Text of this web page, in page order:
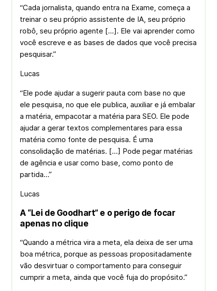
“Cada jornalista, quando entra na Exame, começa a
treinar o seu próprio assistente de IA, seu próprio
robô, seu próprio agente […]. Ele vai aprender como
você escreve e as bases de dados que você precisa
pesquisar.”
Lucas
“Ele pode ajudar a sugerir pauta com base no que
ele pesquisa, no que ele publica, auxiliar e já embalar
a matéria, empacotar a matéria para SEO. Ele pode
ajudar a gerar textos complementares para essa
matéria como fonte de pesquisa. É uma
consolidação de matérias. […] Pode pegar matérias
de agência e usar como base, como ponto de
partida…”
Lucas
A “Lei de Goodhart” e o perigo de focar
apenas no clique
“Quando a métrica vira a meta, ela deixa de ser uma
boa métrica, porque as pessoas propositadamente
vão desvirtuar o comportamento para conseguir
cumprir a meta, ainda que você fuja do propósito.”